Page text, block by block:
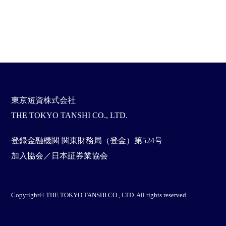
東京短資株式会社
THE TOKYO TANSHI CO., LTD.
登録金融機関 関東財務局（登金）第524号
加入協会／日本証券業協会
Copyright© THE TOKYO TANSHI CO., LTD. All rights reserved.